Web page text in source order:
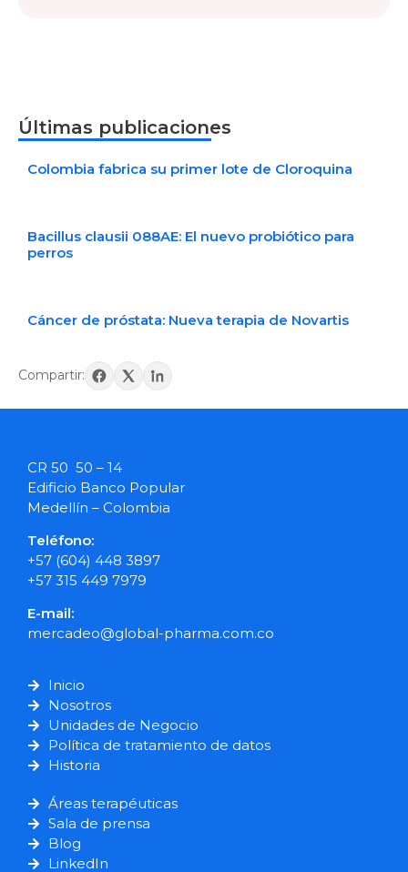
Últimas publicaciones
Colombia fabrica su primer lote de Cloroquina
Bacillus clausii 088AE: El nuevo probiótico para
perros
Cáncer de próstata: Nueva terapia de Novartis
Compartir:
CR 50 50 – 14
Edificio Banco Popular
Medellín – Colombia
Teléfono:
+57 (604) 448 3897
+57 315 449 7979
E-mail:
mercadeo@global-pharma.com.co
Inicio
Nosotros
Unidades de Negocio
Política de tratamiento de datos
Historia
Áreas terapéuticas
Sala de prensa
Blog
LinkedIn